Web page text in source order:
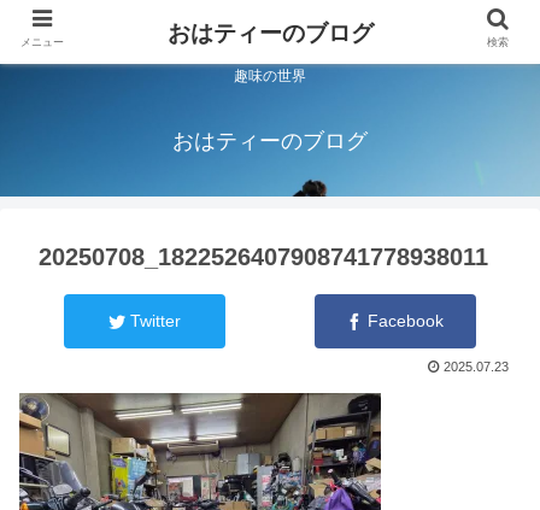
趣味の世界
おはティーのブログ
20250708_1822526407908741778938011
Twitter Facebook
2025.07.23
メニュー おはティーのブログ 検索